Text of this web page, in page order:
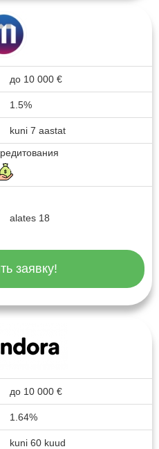
до 10 000 €
1.5%
kuni 7 aastat
alates 18
заявку!
до 10 000 €
1.64%
kuni 60 kuud